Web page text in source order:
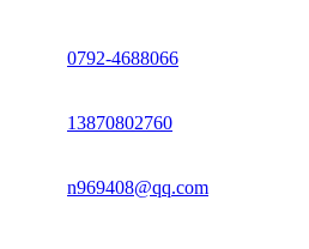
0792-4688066
13870802760
n969408@qq.com